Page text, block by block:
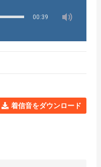
00:39
着信音をダウンロード